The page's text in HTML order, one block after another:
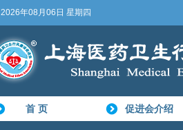
2026年08月06日 星期四
首 页 促进会介绍